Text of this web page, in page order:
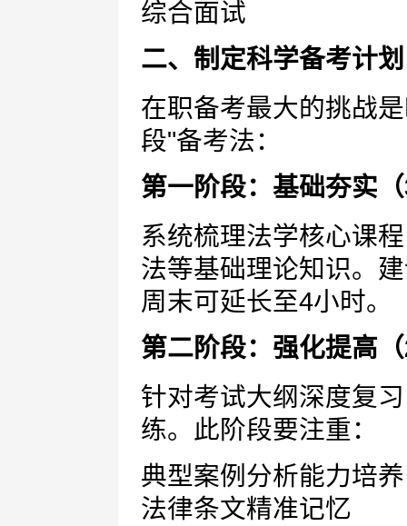
综合面试
二、制定科学备考计划
在职备考最大的挑战
段"备考法：
第一阶段：基础夯实
系统梳理法学核心课
法等基础理论知识。
周末可延长至4小时。
第二阶段：强化提高
针对考试大纲深度复
练。此阶段要注重：
典型案例分析能力培养
法律条文精准记忆